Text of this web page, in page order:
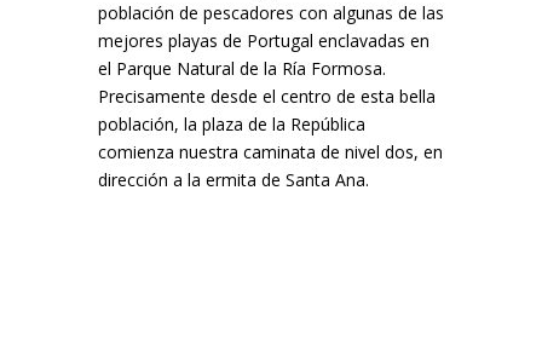
población de pescadores con algunas de las
mejores playas de Portugal enclavadas en
el Parque Natural de la Ría Formosa.
Precisamente desde el centro de esta bella
población, la plaza de la República
comienza nuestra caminata de nivel dos, en
dirección a la ermita de Santa Ana.